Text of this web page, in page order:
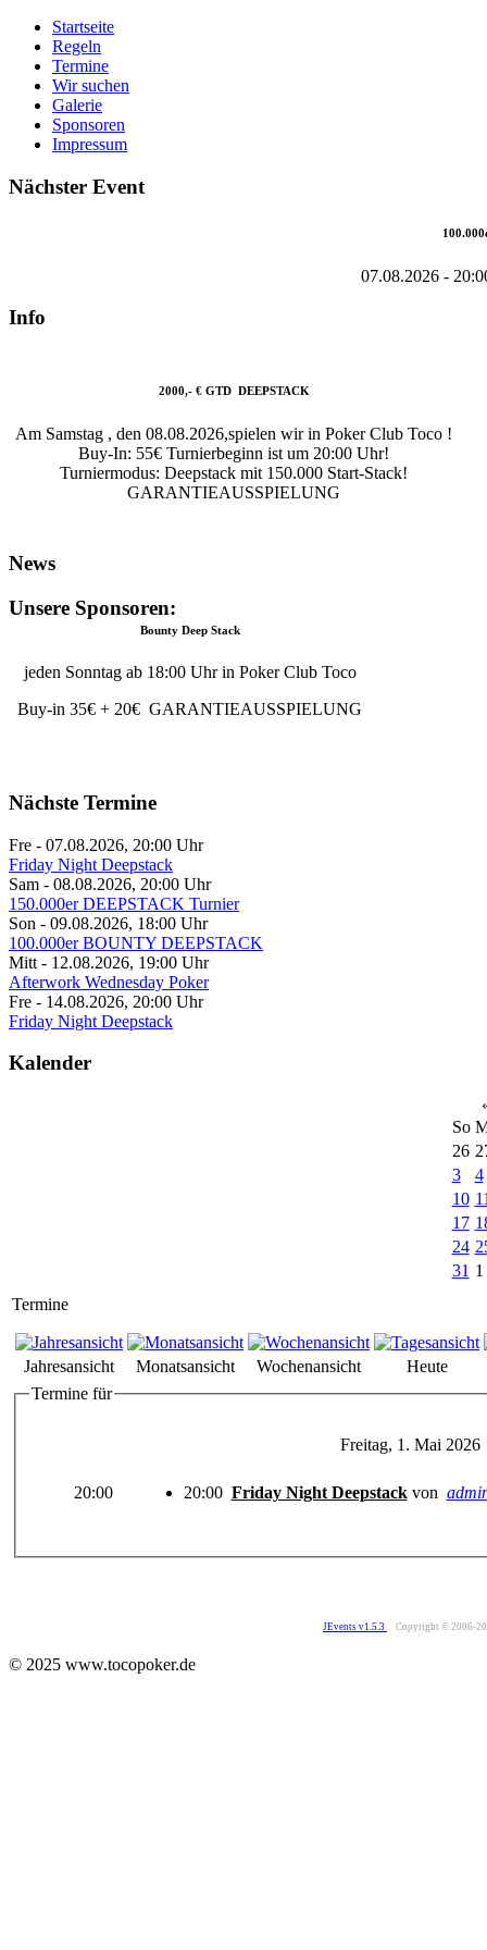
Startseite
Regeln
Termine
Wir suchen
Galerie
Sponsoren
Impressum
Nächster Event
07.08.2026-
Info
2000,- € GTD DEEPSTACK
Am Samstag , den 08.08.2026,spielen wir in Poker Club Toco !
Buy-In: 55€ Turnierbeginn ist um 20:00 Uhr!
Turniermodus: Deepstack mit 150.000 Start-Stack!
GARANTIEAUSSPIELUNG
News
Bounty Deep Stack
jeden Sonntag ab 18:00 Uhr in Poker Club Toco
Buy-in 35€ + 20€ GARANTIEAUSSPIELUNG
Unsere Sponsoren:
Nächste Termine
Fre - 07.08.2026, 20:00 Uhr
Friday Night Deepstack
Sam - 08.08.2026, 20:00 Uhr
150.000er DEEPSTACK Turnier
Son - 09.08.2026, 18:00 Uhr
100.000er BOUNTY DEEPSTACK
Mitt - 12.08.2026, 19:00 Uhr
Afterwork Wednesday Poker
Fre - 14.08.2026, 20:00 Uhr
Friday Night Deepstack
Kalender
So
26
3
4
10
17
24
31 1
Termine
Jahresansicht Monatsansicht Wochenansicht
Heute
Termine für
Freitag, 1. Mai 2026
20:00 20:00 Friday Night Deepstack von
JEvents v1.5.3 Copyright © 2006-
© 2025 www.tocopoker.de